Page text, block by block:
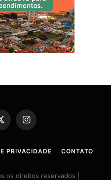
X
(Twitter)
Instagram
PRIVACIDADE CONTATO
os direitos reservados |